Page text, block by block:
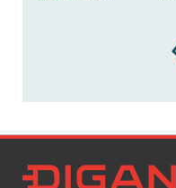
Ich bestätige, dass ich die